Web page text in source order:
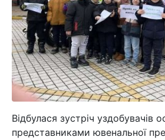
Відбулася зустріч уздобувачів
представниками ювенальної